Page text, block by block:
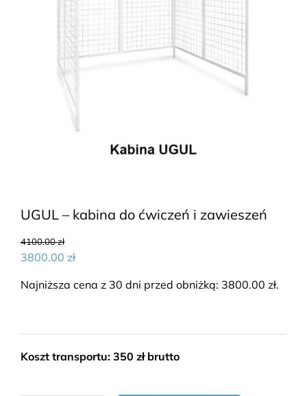
UGUL – kabina do ćwiczeń i zawieszeń
4100.00zł
3800.00 zł
Najniższa cena z 30 dni przed obniżką: 3800.00 zł.
Koszt transportu: 350 zł brutto